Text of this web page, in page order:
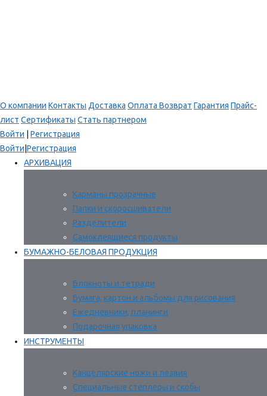
О компании Контакты Доставка Оплата Возврат Гарантия Прайс-
лист Сертификаты Стать партнером
Войти
Регистрация
Войти Регистрация
АРХИВАЦИЯ
Карманы прозрачные
Папки и скоросшиватели
Разделители
Самоклеящиеся продукты
БУМАЖНО-БЕЛОВАЯ ПРОДУКЦИЯ
Блокноты и тетради
Бумага, картон и альбомы для рисования
Ежедневники, планинги
Подарочная упаковка
ИНСТРУМЕНТЫ
Канцелярские ножи и лезвия
Специальные степлеры и скобы